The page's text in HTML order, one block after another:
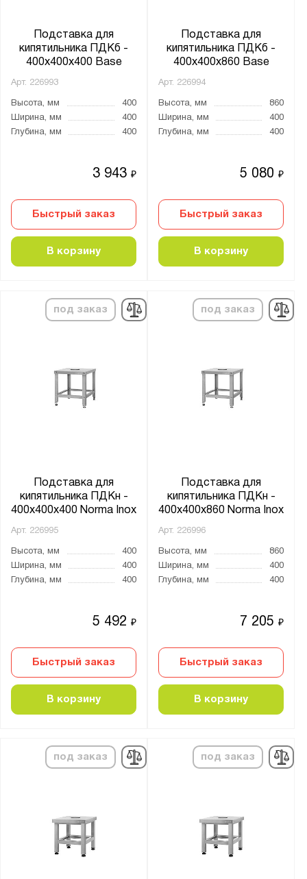
Подставка для
кипятильника ПДКб -
400x400x400 Base
Арт. 226993
Высота, мм
400
Ширина, мм
400
Глубина, мм
400
3 943₽
Быстрый заказ
В корзину
Подставка для
кипятильника ПДКб -
400x400x860 Base
Арт. 226994
Высота, мм
860
Ширина, мм
400
Глубина, мм
400
5 080₽
Быстрый заказ
В корзину
под заказ
Подставка для
кипятильника ПДКн -
400x400x400 Norma Inox
Арт. 226995
Высота, мм
400
Ширина, мм
400
Глубина, мм
400
5 492₽
Быстрый заказ
В корзину
под заказ
Подставка для
кипятильника ПДКн -
400x400x860 Norma Inox
Арт. 226996
Высота, мм
860
Ширина, мм
400
Глубина, мм
400
7 205₽
Быстрый заказ
В корзину
под заказ под заказ